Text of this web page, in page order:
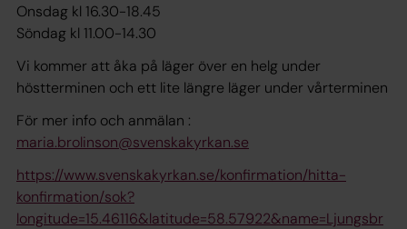
Onsdag kl 16.30-18.45
Söndag kl 11.00-14.30
Vi kommer att åka på läger över en helg under
höstterminen och ett lite längre läger under vårterminen
För mer info och anmälan :
maria.brolinson@svenskakyrkan.se
https://www.svenskakyrkan.se/konfirmation/hitta-
konfirmation/sok?
longitude=15.46116&latitude=58.57922&name=Ljungsbr